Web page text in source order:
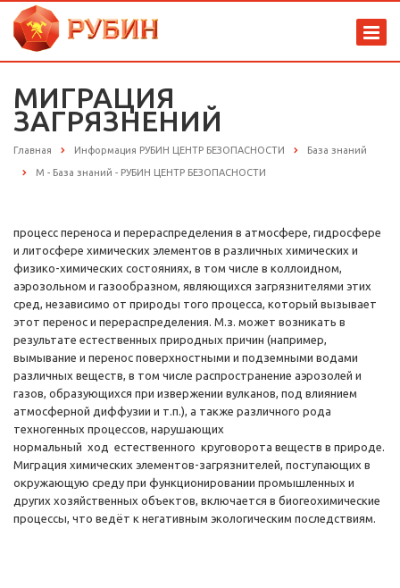
МИГРАЦИЯ
ЗАГРЯЗНЕНИЙ
Главная Информация РУБИН ЦЕНТР БЕЗОПАСНОСТИ База знаний
М - База знаний - РУБИН ЦЕНТР БЕЗОПАСНОСТИ
процесс переноса и перераспределения в атмосфере, гидросфере
и литосфере химических элементов в различных химических и
физико-химических состояниях, в том числе в коллоидном,
аэрозольном и газообразном, являющихся загрязнителями этих
сред, независимо от природы того процесса, который вызывает
этот перенос и перераспределения. М.з. может возникать в
результате естественных природных причин (например,
вымывание и перенос поверхностными и подземными водами
различных веществ, в том числе распространение аэрозолей и
газов, образующихся при извержении вулканов, под влиянием
атмосферной диффузии и т.п.), а также различного рода
техногенных процессов, нарушающих
нормальный ход естественного круговорота веществ в природе.
Миграция химических элементов-загрязнителей, поступающих в
окружающую среду при функционировании промышленных и
других хозяйственных объектов, включается в биогеохимические
процессы, что ведёт к негативным экологическим последствиям.